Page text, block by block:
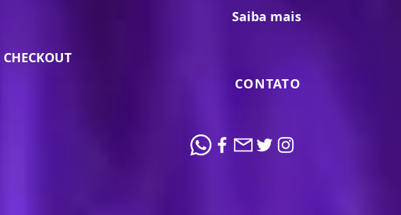
CHECKOUT
Saiba mais
CONTATO